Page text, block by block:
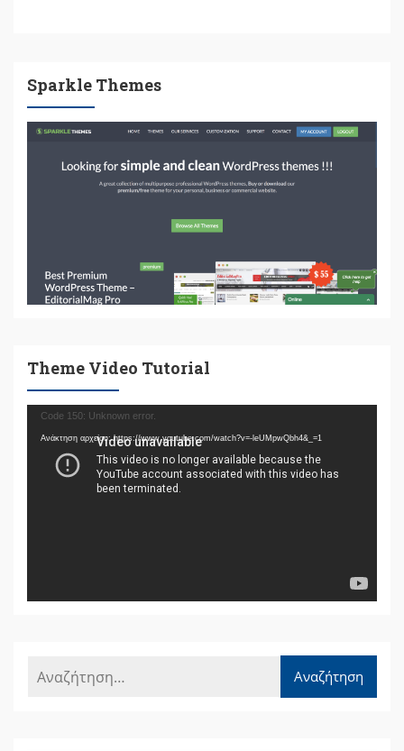
Sparkle Themes
Theme Video Tutorial
Πρόγραμμα
Αναπαραγωγής
Βίντεο
Code 150: Unknown error.
Ανάκτηση αρχείου: https://www.youtube.com/watch?v=-leUMpwQbh4&_=1